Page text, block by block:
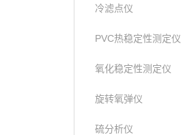
冷滤点仪
PVC热稳定性测定仪
氧化稳定性测定仪
旋转氧弹仪
硫分析仪